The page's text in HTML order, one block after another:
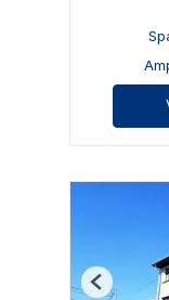
Previous